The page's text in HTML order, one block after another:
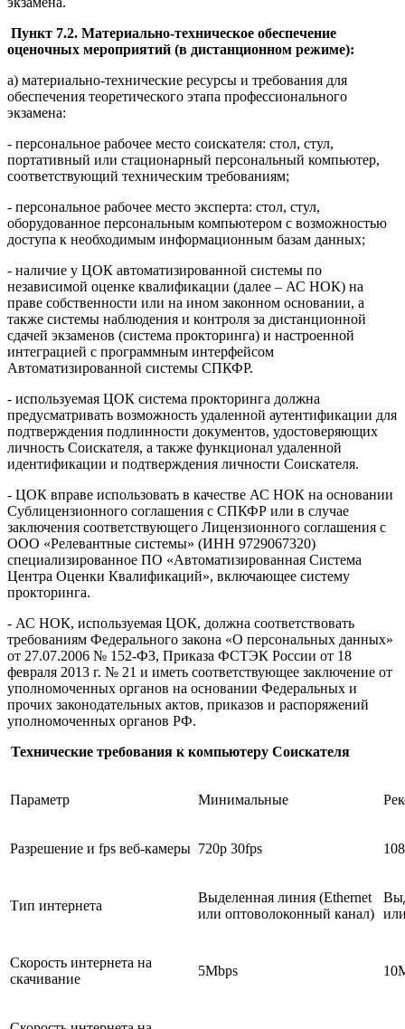
Пункт 7.2. Материально-техническое обеспечение
оценочных мероприятий (в дистанционном режиме):
а) материально-технические ресурсы и требования для
обеспечения теоретического этапа профессионального
экзамена:
- персональное рабочее место соискателя: стол, стул,
портативный или стационарный персональный компьютер,
соответствующий техническим требованиям;
- персональное рабочее место эксперта: стол, стул,
оборудованное персональным компьютером с возможностью
доступа к необходимым информационным базам данных;
- наличие у ЦОК автоматизированной системы по
независимой оценке квалификации (далее – АС НОК) на
праве собственности или на ином законном основании, а
также системы наблюдения и контроля за дистанционной
сдачей экзаменов (система прокторинга) и настроенной
интеграцией с программным интерфейсом
Автоматизированной системы СПКФР.
- используемая ЦОК система прокторинга должна
предусматривать возможность удаленной аутентификации для
подтверждения подлинности документов, удостоверяющих
личность Соискателя, а также функционал удаленной
идентификации и подтверждения личности Соискателя.
- ЦОК вправе использовать в качестве АС НОК на основании
Сублицензионного соглашения с СПКФР или в случае
заключения соответствующего Лицензионного соглашения с
ООО «Релевантные системы» (ИНН 9729067320)
специализированное ПО «Автоматизированная Система
Центра Оценки Квалификаций», включающее систему
прокторинга.
- АС НОК, используемая ЦОК, должна соответствовать
требованиям Федерального закона «О персональных данных»
от 27.07.2006 № 152-ФЗ, Приказа ФСТЭК России от 18
февраля 2013 г. № 21 и иметь соответствующее заключение от
уполномоченных органов на основании Федеральных и
прочих законодательных актов, приказов и распоряжений
уполномоченных органов РФ.
Технические требования к компьютеру Соискателя
Параметр Минимальные
Разрешение и fps веб-камеры 720p 30fps
Тип интернета
Выделенная линия (Ethernet
или оптоволоконный канал)
Скорость интернета на
скачивание
5Mbps